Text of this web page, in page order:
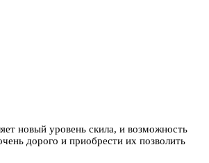
новый уровень скила, и возможность
дорого и приобрести их позволить